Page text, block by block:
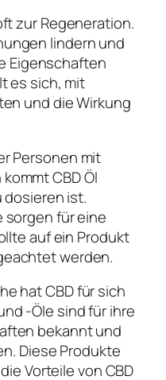
zur Regeneration.
lindern und
Eigenschaften
es sich, mit
und die Wirkung
Personen mit
CBD Öl
dosieren ist.
sorgen für eine
auf ein Produkt
werden.
hat CBD für sich
-Öle sind für ihre
bekannt und
Diese Produkte
Vorteile von CBD